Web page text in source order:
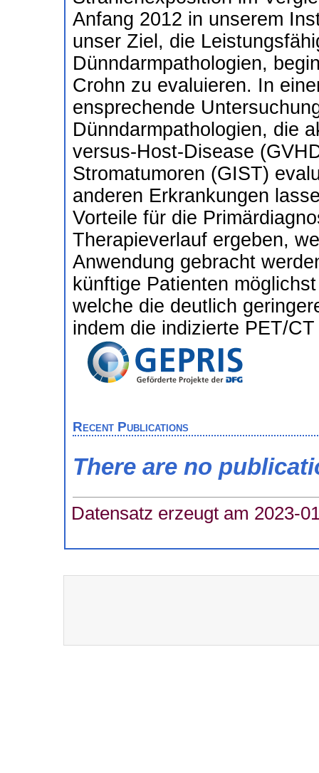
Anfang 2012 in unserem
unser Ziel, die
Dünndarmpathologien,
Crohn zu evaluieren. In
ensprechende
Dünndarmpathologien, die
versus-Host-Disease
Stromatumoren (GIST)
anderen Erkrankungen
Vorteile für die
Therapieverlauf ergeben,
Anwendung gebracht
künftige Patienten
welche die deutlich
indem die indizierte PET/
Recent Publications
There are no
Datensatz erzeugt am 2023-